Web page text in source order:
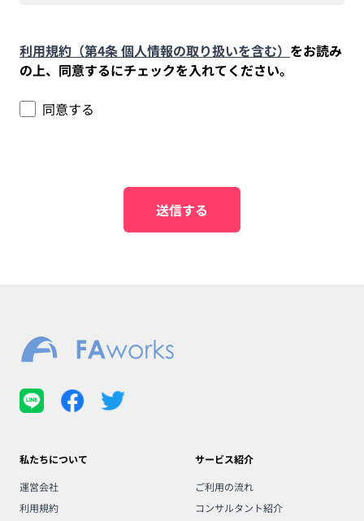
利用規約（第4条 個人情報の取り扱いを含む） をお読み
の上、同意するにチェックを入れてください。
同意する
送信する
私たちについて
運営会社
利用規約
サービス紹介
ご利用の流れ
コンサルタント紹介